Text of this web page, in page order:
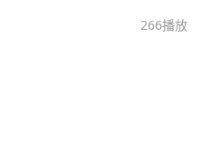
266播放